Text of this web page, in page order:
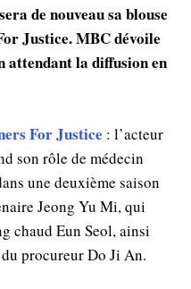
de nouveau sa blouse
Justice. MBC dévoile
attendant la diffusion en
For Justice : l’acteur
son rôle de médecin
une deuxième saison
Jeong Yu Mi, qui
chaud Eun Seol, ainsi
procureur Do Ji An.